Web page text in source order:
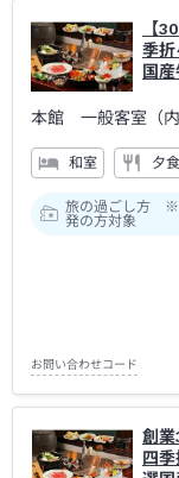
【
季折
国
本館 一般客室（
和室 夕
旅の過ごし方
発の方対象
お問い合わせコード
創業
四